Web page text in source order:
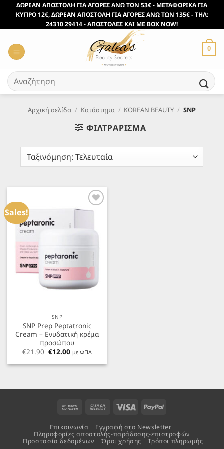
Μετάβαση
περιεχόμενο
ΔΩΡΕΑΝ ΑΠΟΣΤΟΛΗ ΓΙΑ ΑΓΟΡΕΣ ΑΝΩ ΤΩΝ 53€ - ΜΕΤΑΦΟΡΙΚΑ ΓΙΑ
ΚΥΠΡΟ 12€, ΔΩΡΕΑΝ ΑΠΟΣΤΟΛΗ ΓΙΑ ΑΓΟΡΕΣ ΑΝΩ ΤΩΝ 135€ - ΤΗΛ:
24310 29414 - ΑΠΟΣΤΟΛΕΣ ΚΑΙ ΜΕ BOX NOW!
0
Αναζήτηση
για:
Αρχική σελίδα / Κατάστημα / KOREAN BEAUTY / SNP
ΦΙΛΤΡΆΡΙΣΜΑ
Sales!
Προσθήκη
στα
SNP
SNP Prep Peptatronic
Cream – Ενυδατική κρέμα
προσώπου
€21.90 Original
price
was:
€12.00Η
τρέχουσα
τιμή
με ΦΠΑ
Bank
Cash
Delivery
Visa PayPal
Επικοινωνία
Εγγραφή στο Newsletter
Πληροφορίες αποστολής-παράδοσης-επιστροφών
Προστασία δεδομένων
Όροι χρήσης Τρόποι πληρωμής